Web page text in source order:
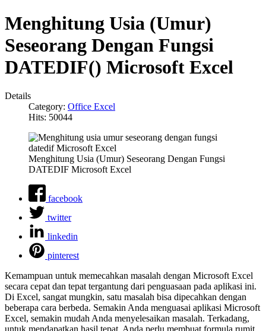
Menghitung Usia (Umur)
Seseorang Dengan Fungsi
DATEDIF() Microsoft Excel
Details
Category: Office Excel
Hits: 50044
Menghitung Usia (Umur) Seseorang Dengan Fungsi
DATEDIF Microsoft Excel
facebook
twitter
linkedin
pinterest
Kemampuan untuk memecahkan masalah dengan Microsoft Excel
secara cepat dan tepat tergantung dari penguasaan pada aplikasi ini.
Di Excel, sangat mungkin, satu masalah bisa dipecahkan dengan
beberapa cara berbeda. Semakin Anda menguasai aplikasi Microsoft
Excel, semakin mudah Anda menyelesaikan masalah. Terkadang,